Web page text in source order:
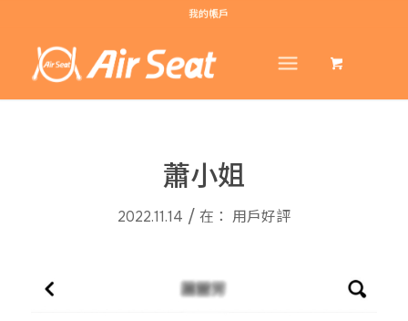
我的帳戶
蕭小姐
2022.11.14 / 在： 用戶好評